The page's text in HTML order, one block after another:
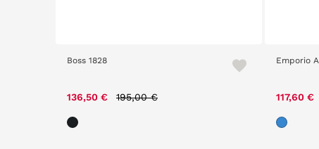
Boss 1828
136,50 € 195,00 €
Emporio
117,60 €